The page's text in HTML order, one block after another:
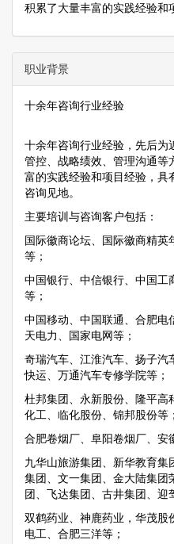
积累了大量丰富的实践经验和
职业背景
十余年咨询行业经验
十余年咨询行业经验，先后为
管控、战略绩效、管理沟通等
富的实践经验和项目经验，具
咨询见地。
主要培训与咨询客户包括：
国际徽商论坛、国际徽商精
等；
中国银行、中信银行、中国工
等；
中国移动、中国联通、合肥电
天电力、国家电网等；
奇瑞汽车、江淮汽车、扬子汽
快运、万通汽车专修学院等；
杜邦集团、永新股份、隆平高
化工、临化股份、锦邦股份等；
合肥卷烟厂、阜阳卷烟厂、安
九华山旅游集团、新华教育
集团、文一集团、金大陆集团
团、飞达集团、古井集团、迎
双鹤药业、神鹿药业，华茂股
电工、合肥三洋等；